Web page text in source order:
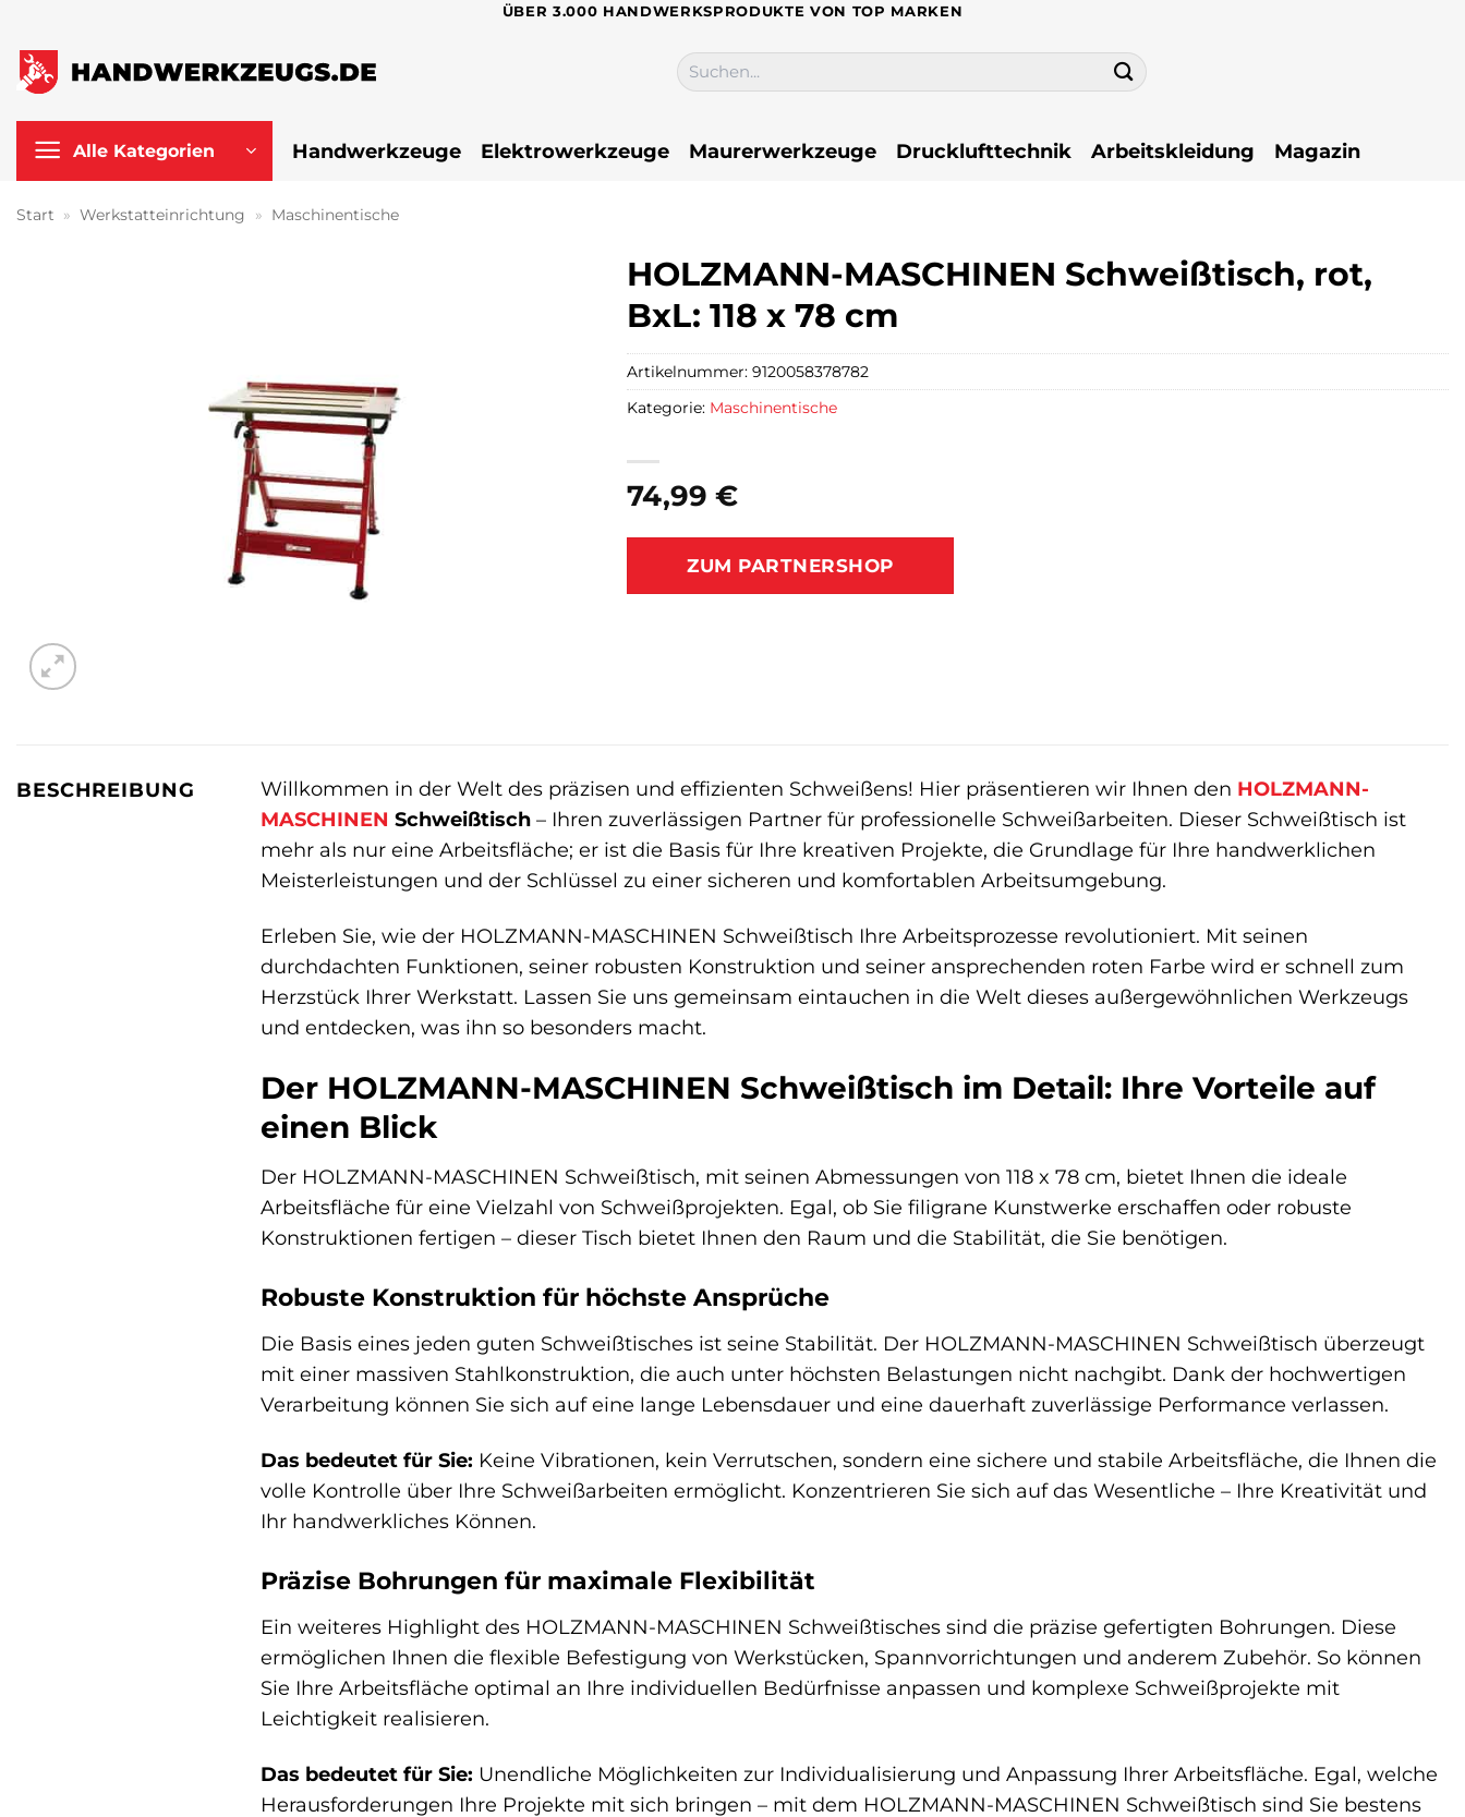
springen
ÜBER 3.000 HANDWERKSPRODUKTE VON TOP MARKEN
Suchen
nach:
Alle Kategorien Handwerkzeuge Elektrowerkzeuge Maurerwerkzeuge Drucklufttechnik Arbeitskleidung Magazin
Start » Werkstatteinrichtung » Maschinentische
HOLZMANN-MASCHINEN Schweißtisch, rot,
BxL: 118 x 78 cm
74,99 €
ZUM PARTNERSHOP
Artikelnummer: 9120058378782
Kategorie: Maschinentische
BESCHREIBUNG Willkommen in der Welt des präzisen und effizienten Schweißens! Hier präsentieren wir Ihnen den HOLZMANN-
MASCHINEN Schweißtisch – Ihren zuverlässigen Partner für professionelle Schweißarbeiten. Dieser Schweißtisch ist
mehr als nur eine Arbeitsfläche; er ist die Basis für Ihre kreativen Projekte, die Grundlage für Ihre handwerklichen
Meisterleistungen und der Schlüssel zu einer sicheren und komfortablen Arbeitsumgebung.
Erleben Sie, wie der HOLZMANN-MASCHINEN Schweißtisch Ihre Arbeitsprozesse revolutioniert. Mit seinen
durchdachten Funktionen, seiner robusten Konstruktion und seiner ansprechenden roten Farbe wird er schnell zum
Herzstück Ihrer Werkstatt. Lassen Sie uns gemeinsam eintauchen in die Welt dieses außergewöhnlichen Werkzeugs
und entdecken, was ihn so besonders macht.
Der HOLZMANN-MASCHINEN Schweißtisch im Detail: Ihre Vorteile auf
einen Blick
Der HOLZMANN-MASCHINEN Schweißtisch, mit seinen Abmessungen von 118 x 78 cm, bietet Ihnen die ideale
Arbeitsfläche für eine Vielzahl von Schweißprojekten. Egal, ob Sie filigrane Kunstwerke erschaffen oder robuste
Konstruktionen fertigen – dieser Tisch bietet Ihnen den Raum und die Stabilität, die Sie benötigen.
Robuste Konstruktion für höchste Ansprüche
Die Basis eines jeden guten Schweißtisches ist seine Stabilität. Der HOLZMANN-MASCHINEN Schweißtisch überzeugt
mit einer massiven Stahlkonstruktion, die auch unter höchsten Belastungen nicht nachgibt. Dank der hochwertigen
Verarbeitung können Sie sich auf eine lange Lebensdauer und eine dauerhaft zuverlässige Performance verlassen.
Das bedeutet für Sie: Keine Vibrationen, kein Verrutschen, sondern eine sichere und stabile Arbeitsfläche, die Ihnen die
volle Kontrolle über Ihre Schweißarbeiten ermöglicht. Konzentrieren Sie sich auf das Wesentliche – Ihre Kreativität und
Ihr handwerkliches Können.
Präzise Bohrungen für maximale Flexibilität
Ein weiteres Highlight des HOLZMANN-MASCHINEN Schweißtisches sind die präzise gefertigten Bohrungen. Diese
ermöglichen Ihnen die flexible Befestigung von Werkstücken, Spannvorrichtungen und anderem Zubehör. So können
Sie Ihre Arbeitsfläche optimal an Ihre individuellen Bedürfnisse anpassen und komplexe Schweißprojekte mit
Leichtigkeit realisieren.
Das bedeutet für Sie: Unendliche Möglichkeiten zur Individualisierung und Anpassung Ihrer Arbeitsfläche. Egal, welche
Herausforderungen Ihre Projekte mit sich bringen – mit dem HOLZMANN-MASCHINEN Schweißtisch sind Sie bestens